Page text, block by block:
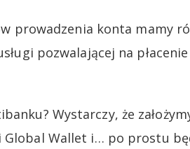
prowadzenia konta mamy
pozwalającej na
Wystarczy, że
Wallet i… po prostu